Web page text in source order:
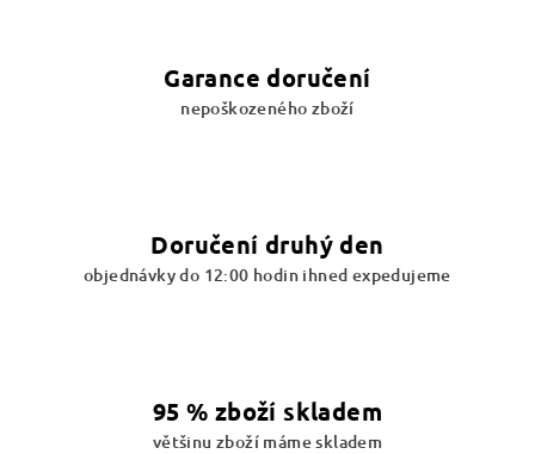
Garance doručení
nepoškozeného zboží
Doručení druhý den
objednávky do 12:00 hodin ihned expedujeme
95 % zboží skladem
většinu zboží máme skladem